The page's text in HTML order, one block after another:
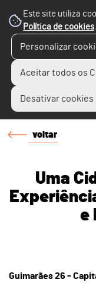
Este site utiliza
Política de cookies.
Personalizar
Aceitar todos os
Desativar
voltar
Uma
e
Guimarães 26 -